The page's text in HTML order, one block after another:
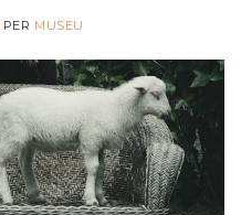
PER MUSEU